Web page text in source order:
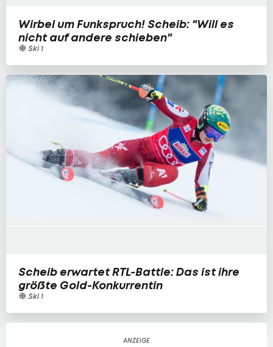
Wirbel um Funkspruch! Scheib: "Will es
nicht auf andere schieben"
Ski 1
Scheib erwartet RTL-Battle: Das ist ihre
größte Gold-Konkurrentin
Ski 1